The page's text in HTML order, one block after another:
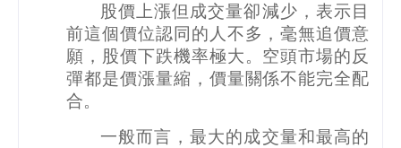
股價上漲但成交量卻減少，表示目
前這個價位認同的人不多，毫無追價意
願，股價下跌機率極大。空頭市場的反
彈都是價漲量縮，價量關係不能完全配
合。
一般而言，最大的成交量和最高的